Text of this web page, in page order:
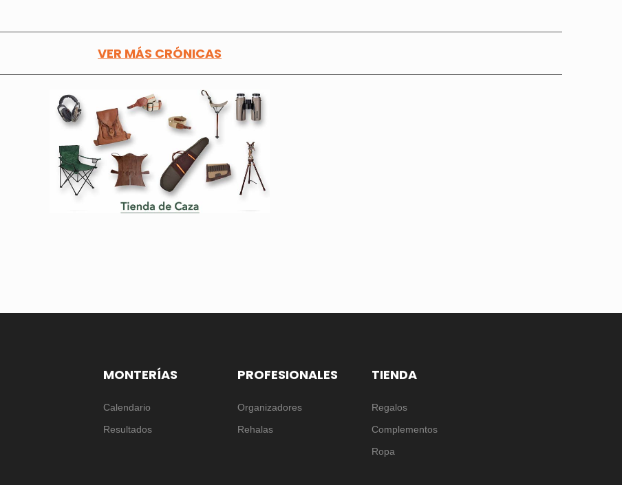
VER MÁS CRÓNICAS
MONTERÍAS
Calendario
Resultados
PROFESIONALES
Organizadores
Rehalas
TIENDA
Regalos
Complementos
Ropa